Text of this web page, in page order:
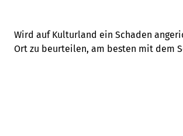
Wird auf Kulturland ein Schaden
Ort zu beurteilen, am besten mit dem